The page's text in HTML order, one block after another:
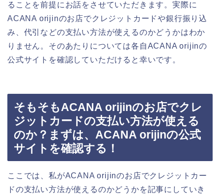
ることを前提にお話をさせていただきます。実際に
ACANA orijinのお店でクレジットカードや銀行振り込
み、代引などの支払い方法が使えるのかどうかはわか
りません。そのあたりについては各自ACANA orijinの
公式サイトを確認していただけると幸いです。
そもそもACANA orijinのお店でクレ
ジットカードの支払い方法が使える
のか？まずは、ACANA orijinの公式
サイトを確認する！
ここでは、私がACANA orijinのお店でクレジットカー
ドの支払い方法が使えるのかどうかを記事にしていき